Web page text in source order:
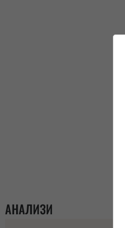
АНАЛИЗИ